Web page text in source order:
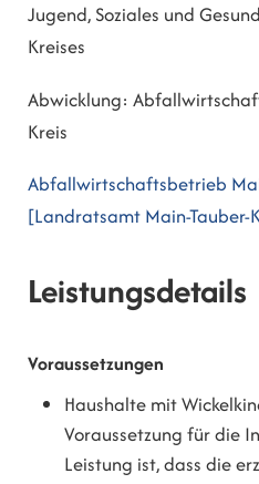
Jugend, Soziales und
Kreises
Abwicklung:
Kreis
Abfallwirtschaftsbetrieb
[Landratsamt Main-Tauber-
Leistungsdetails
Voraussetzungen
Haushalte mit
Voraussetzung für die
Leistung ist, dass die